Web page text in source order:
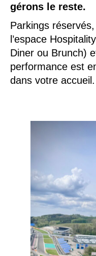
gérons le reste.
Parkings
l’espace
Diner ou Brunch)
performance est
dans votre accueil.